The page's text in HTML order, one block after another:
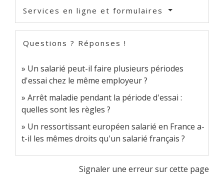
Services en ligne et formulaires
Questions ? Réponses !
Un salarié peut-il faire plusieurs périodes
d'essai chez le même employeur ?
Arrêt maladie pendant la période d'essai :
quelles sont les règles ?
Un ressortissant européen salarié en France a-
t-il les mêmes droits qu'un salarié français ?
Signaler une erreur sur cette page